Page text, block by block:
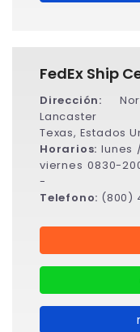
FedEx Ship
Dirección:
Lancaster
Texas, Estados
Horarios:lunes
viernes 0830-
-
Telefono: (800)